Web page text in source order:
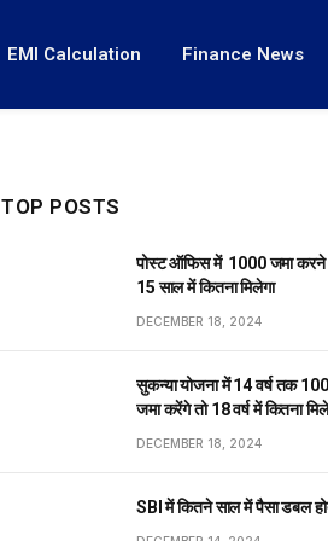
EMI Calculation Finance News
TOP POSTS
पोस्ट ऑफिस में ₹ 1000 जमा करने
15 साल में कितना मिलेगा
DECEMBER 18, 2024
सुकन्या योजना में 14 वर्ष तक
जमा करेंगे तो 18 वर्ष में कितना
DECEMBER 18, 2024
SBI में कितने साल में पैसा डबल